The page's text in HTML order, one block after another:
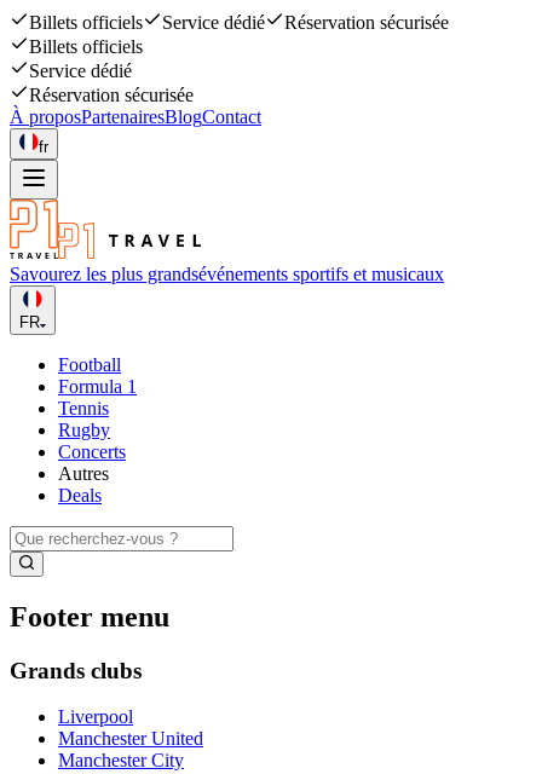
Billets officiels Service dédié
Réservation sécurisée
Billets officiels
Service dédié
Réservation sécurisée
À proposPartenairesBlogContact
fr
Savourez les plus grandsévénements sportifs et musicaux
FR
Football
Formula 1
Tennis
Rugby
Concerts
Autres
Deals
Footer menu
Grands clubs
Liverpool
Manchester United
Manchester City